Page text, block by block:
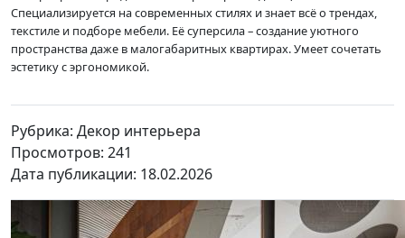
Специализируется на современных стилях и знает всё о трендах,
текстиле и подборе мебели. Её суперсила – создание уютного
пространства даже в малогабаритных квартирах. Умеет сочетать
эстетику с эргономикой.
Рубрика: Декор интерьера
Просмотров: 241
Дата публикации: 18.02.2026